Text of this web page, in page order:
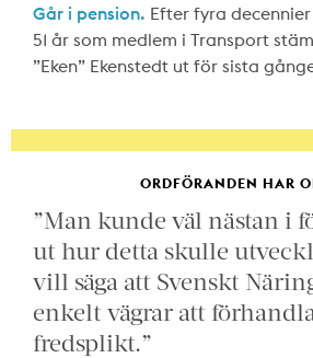
Går i pension. Efter fyra
51 år som medlem i Transport
”Eken” Ekenstedt ut för sista
ORDFÖRANDEN HAR
”Man kunde väl nästan i
ut hur detta skulle
vill säga att Svenskt
enkelt vägrar att
fredsplikt.”